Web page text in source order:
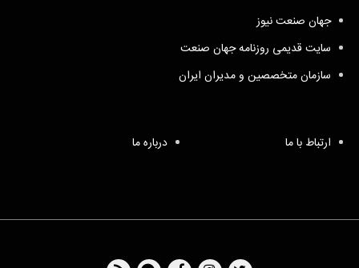
جهان صنعت نیوز
سایت قدیمی روزنامه جهان صنعت
سازمان متخصصین و مدیران ایران
ارتباط با ما درباره ما